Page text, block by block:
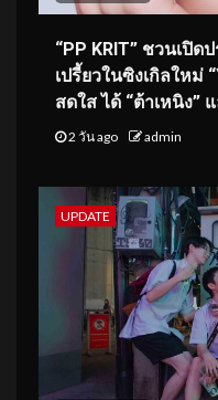
“PP KRIT” ชวนเปิ
เปรี้ยวในซิงเกิลใหม่
สดใส ได้ “ต้าเหนิง”
2 วัน ago admin
UPDATE